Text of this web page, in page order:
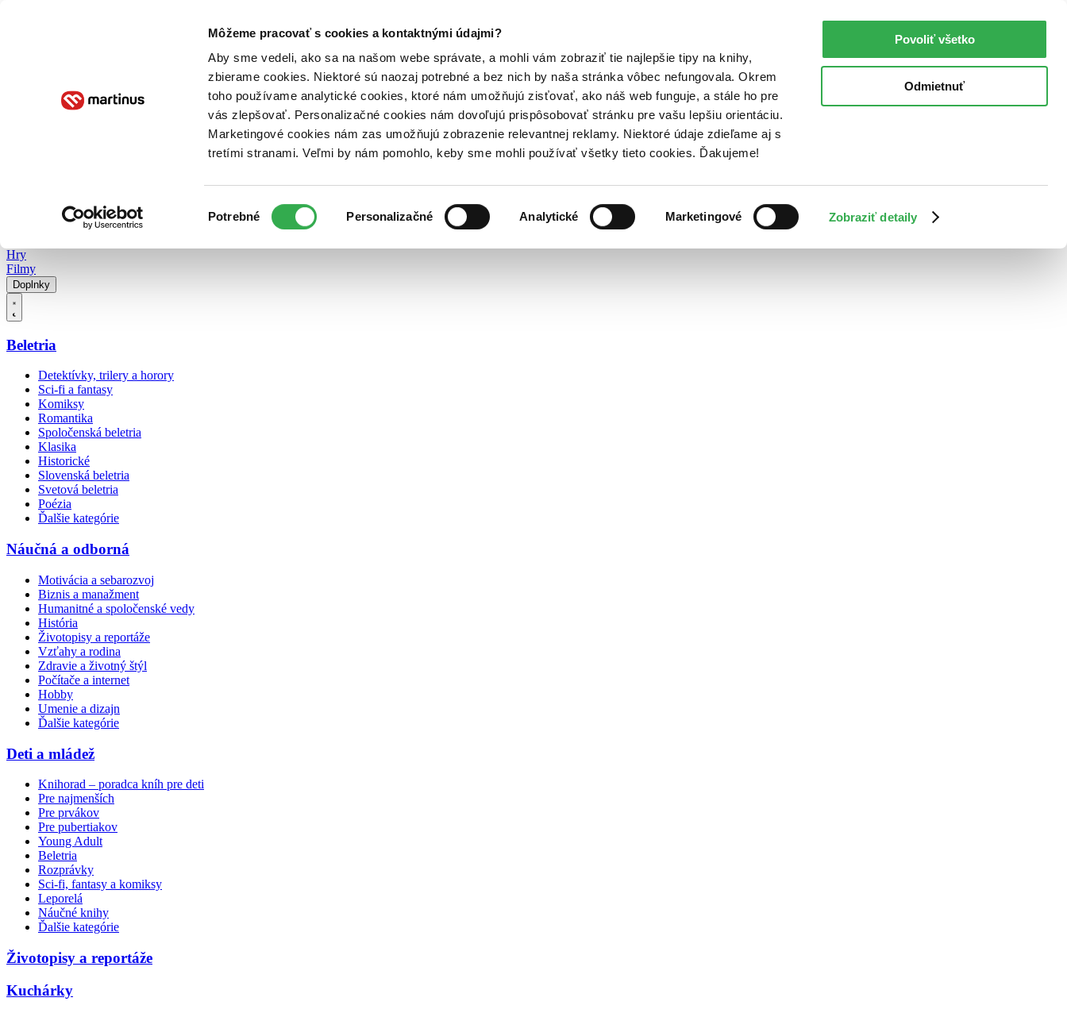
Môžeme pracovať s cookies a kontaktnými údajmi?
Aby sme vedeli, ako sa na našom webe správate, a mohli vám zobraziť tie najlepšie tipy na knihy,
zbierame cookies. Niektoré sú naozaj potrebné a bez nich by naša stránka vôbec nefungovala. Okrem
toho používame analytické cookies, ktoré nám umožňujú zisťovať, ako náš web funguje, a stále ho pre
vás zlepšovať. Personalizačné cookies nám dovoľujú prispôsobovať stránku pre vašu lepšiu orientáciu.
Marketingové cookies nám zas umožňujú zobrazenie relevantnej reklamy. Niektoré údaje zdieľame aj s
tretími stranami. Veľmi by nám pomohlo, keby sme mohli používať všetky tieto cookies. Ďakujeme!
súhlasu
Potrebné Personalizačné Analytické Marketingové Zobraziť detaily
Povoliť všetko
Odmietnuť
Poukážky Kontakt
Hry
Filmy
Doplnky
Beletria
Detektívky, trilery a horory
Sci-fi a fantasy
Komiksy
Romantika
Spoločenská beletria
Klasika
Historické
Slovenská beletria
Svetová beletria
Poézia
Ďalšie kategórie
Náučná a odborná
Motivácia a sebarozvoj
Biznis a manažment
Humanitné a spoločenské vedy
História
Životopisy a reportáže
Vzťahy a rodina
Zdravie a životný štýl
Počítače a internet
Hobby
Umenie a dizajn
Ďalšie kategórie
Deti a mládež
Knihorad – poradca kníh pre deti
Pre najmenších
Pre prvákov
Pre pubertiakov
Young Adult
Beletria
Rozprávky
Sci-fi, fantasy a komiksy
Leporelá
Náučné knihy
Ďalšie kategórie
Životopisy a reportáže
Kuchárky